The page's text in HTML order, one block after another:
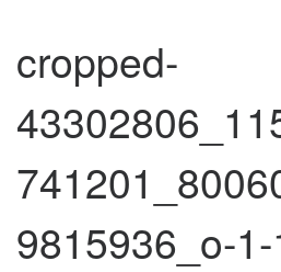
cropped-
9815936_o-